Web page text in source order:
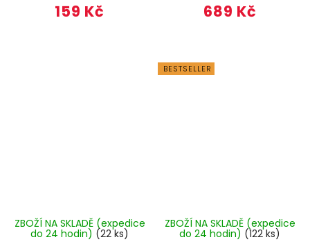
159 Kč 689 Kč
ZBOŽÍ NA SKLADĚ (expedice
do 24 hodin) (22 ks)
BESTSELLER
ZBOŽÍ NA SKLADĚ (expedice
do 24 hodin) (122 ks)